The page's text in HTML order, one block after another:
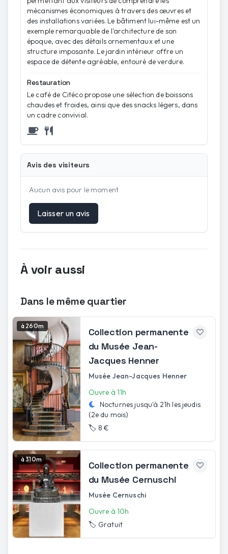
mécanismes économiques à travers des œuvres et
des installations variées. Le bâtiment lui-même est un
exemple remarquable de l'architecture de son
époque, avec des détails ornementaux et une
structure imposante. Le jardin intérieur offre un
espace de détente agréable, entouré de verdure.
Restauration
Le café de Citéco propose une sélection de boissons
chaudes et froides, ainsi que des snacks légers, dans
un cadre convivial.
Avis des visiteurs
Aucun avis pour le moment
Laisser un avis
À voir aussi
Dans le même quartier
à 260m
Collection permanente
du Musée Jean-
Jacques Henner
Musée Jean-Jacques Henner
Ouvre à 11h
Nocturnes jusqu'à 21h les jeudis
(2e du mois)
🏷️ 8 €
à 310m
Collection permanente
du Musée Cernuschi
Musée Cernuschi
Ouvre à 10h
🏷️ Gratuit